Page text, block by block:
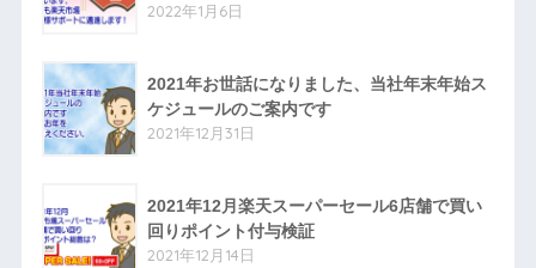
2022年1月6日
2021年お世話になりました、当社年末年始ス
ケジュールのご案内です
2021年12月31日
2021年12月楽天スーパーセール6店舗で買い
回りポイント付与検証
2021年12月14日